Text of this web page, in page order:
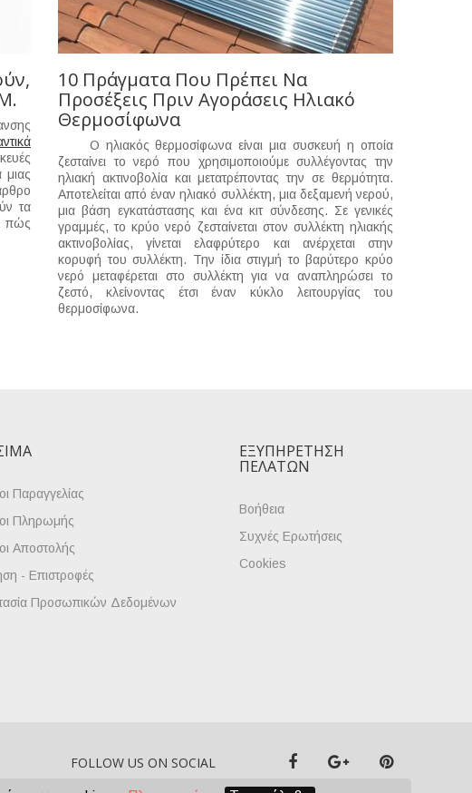
μιας
τα
πώς
10 Πράγματα Που Πρέπει Να
Προσέξεις Πριν Αγοράσεις Ηλιακό
Θερμοσίφωνα
Ο ηλιακός θερμοσίφωνα είναι μια συσκευή η οποία
ζεσταίνει το νερό που χρησιμοποιούμε συλλέγοντας την
ηλιακή ακτινοβολία και μετατρέποντας την σε θερμότητα.
Αποτελείται από έναν ηλιακό συλλέκτη, μια δεξαμενή νερού,
μια βάση εγκατάστασης και ένα κιτ σύνδεσης. Σε γενικές
γραμμές, το κρύο νερό ζεσταίνεται στον συλλέκτη ηλιακής
ακτινοβολίας, γίνεται ελαφρύτερο και ανέρχεται στην
κορυφή του συλλέκτη. Την ίδια στιγμή το βαρύτερο κρύο
νερό μεταφέρεται στο συλλέκτη για να αναπληρώσει το
ζεστό, κλείνοντας έτσι έναν κύκλο λειτουργίας του
θερμοσίφωνα.
Παραγγελίας
Πληρωμής
Αποστολής
- Επιστροφές
Προσωπικών Δεδομένων
ΕΞΥΠΗΡΈΤΗΣΗ
ΠΕΛΑΤΏΝ
Βοήθεια
Συχνές Ερωτήσεις
Cookies
FOLLOW US ON SOCIAL